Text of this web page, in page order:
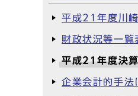
平成21年度川
財政状況等一覧
平成21年度決
企業会計的手法